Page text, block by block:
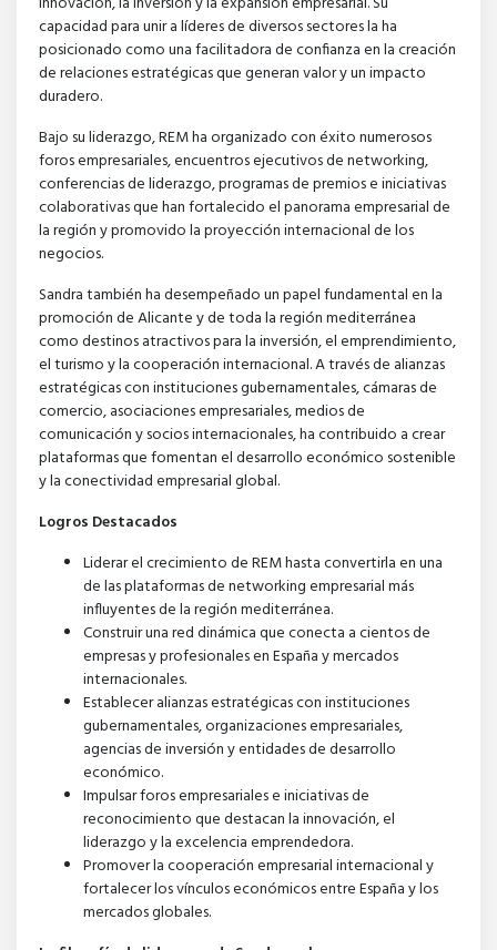
capacidad para unir a líderes de diversos sectores la ha
posicionado como una facilitadora de confianza en la creación
de relaciones estratégicas que generan valor y un impacto
duradero.
Bajo su liderazgo, REM ha organizado con éxito numerosos
foros empresariales, encuentros ejecutivos de networking,
conferencias de liderazgo, programas de premios e iniciativas
colaborativas que han fortalecido el panorama empresarial de
la región y promovido la proyección internacional de los
negocios.
Sandra también ha desempeñado un papel fundamental en la
promoción de Alicante y de toda la región mediterránea
como destinos atractivos para la inversión, el emprendimiento,
el turismo y la cooperación internacional. A través de alianzas
estratégicas con instituciones gubernamentales, cámaras de
comercio, asociaciones empresariales, medios de
comunicación y socios internacionales, ha contribuido a crear
plataformas que fomentan el desarrollo económico sostenible
y la conectividad empresarial global.
Logros Destacados
Liderar el crecimiento de REM hasta convertirla en una
de las plataformas de networking empresarial más
influyentes de la región mediterránea.
Construir una red dinámica que conecta a cientos de
empresas y profesionales en España y mercados
internacionales.
Establecer alianzas estratégicas con instituciones
gubernamentales, organizaciones empresariales,
agencias de inversión y entidades de desarrollo
económico.
Impulsar foros empresariales e iniciativas de
reconocimiento que destacan la innovación, el
liderazgo y la excelencia emprendedora.
Promover la cooperación empresarial internacional y
fortalecer los vínculos económicos entre España y los
mercados globales.